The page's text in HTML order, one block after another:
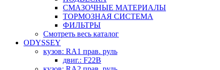
СМАЗОЧНЫЕ МАТЕРИАЛЫ
ТОРМОЗНАЯ СИСТЕМА
ФИЛЬТРЫ
Смотреть весь каталог
ODYSSEY
кузов: RA1 прав. руль
двиг.: F22B